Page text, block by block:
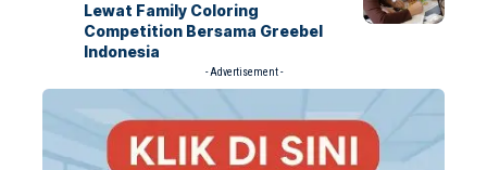
Lewat Family Coloring
Competition Bersama Greebel
Indonesia
- Advertisement -